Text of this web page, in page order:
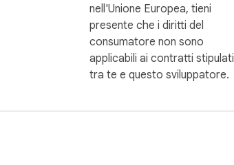
nell'Unione Europea, tieni
presente che i diritti del
consumatore non sono
applicabili ai contratti stipulati
tra te e questo sviluppatore.